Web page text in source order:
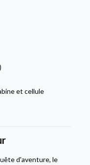
et cellule
d'aventure, le